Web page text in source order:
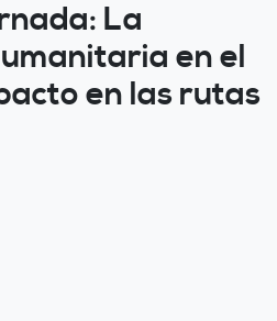
La
en el
en las rutas